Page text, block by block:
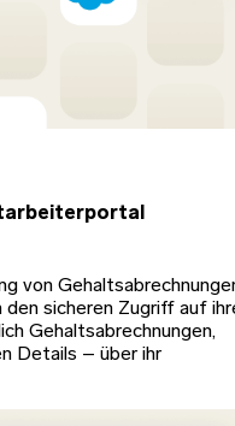
von
den sicheren Zugriff auf
Gehaltsabrechnungen,
Details – über ihr